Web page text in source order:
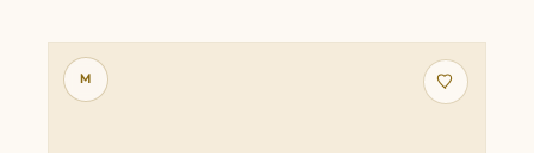
M